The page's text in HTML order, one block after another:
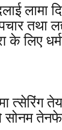
लामा
तथा
के लिए
त्सेरिंग
सोनम